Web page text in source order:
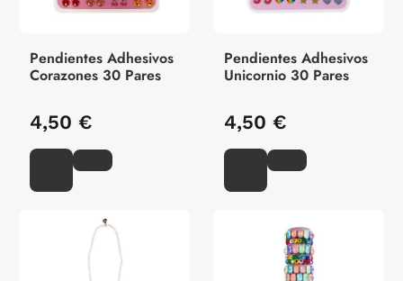
Pendientes Adhesivos
Corazones 30 Pares
4,50 €
Pendientes Adhesivos
Unicornio 30 Pares
4,50 €